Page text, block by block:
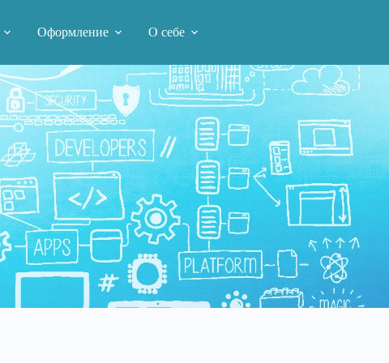
Оформление О себе